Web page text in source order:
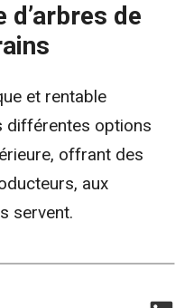
de
et rentable
différentes options
offrant des
aux
servent.